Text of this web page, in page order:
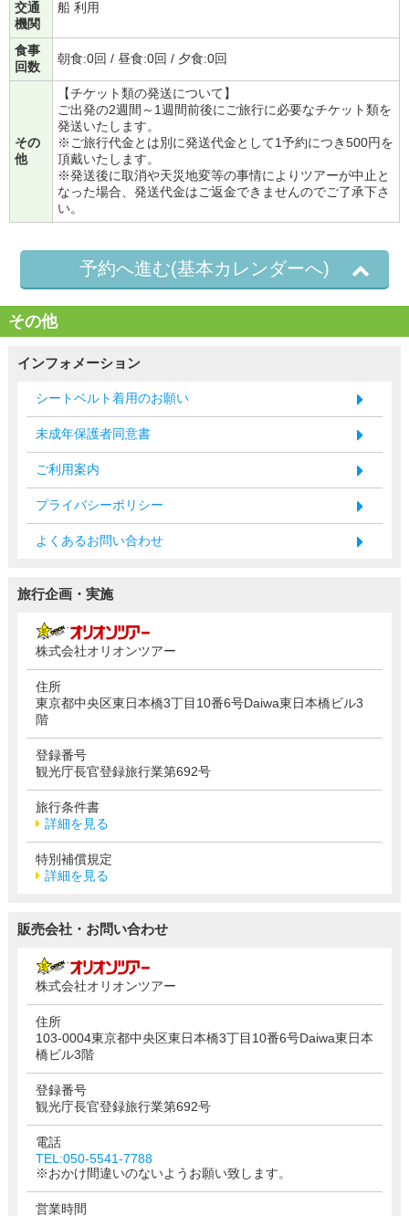
交通
機関
船 利用
食事
回数
朝食:0回 / 昼食:0回 / 夕食:0回
その
他
【チケット類の発送について】
ご出発の2週間～1週間前後にご旅行に必要なチケット類を
発送いたします。
※ご旅行代金とは別に発送代金として1予約につき500円を
頂戴いたします。
※発送後に取消や天災地変等の事情によりツアーが中止と
なった場合、発送代金はご返金できませんのでご了承下さ
い。
予約へ進む(基本カレンダーへ)
その他
インフォメーション
シートベルト着用のお願い
未成年保護者同意書
ご利用案内
プライバシーポリシー
よくあるお問い合わせ
旅行企画・実施
株式会社オリオンツアー
住所
東京都中央区東日本橋3丁目10番6号Daiwa東日本橋ビル3
階
登録番号
観光庁長官登録旅行業第692号
旅行条件書
詳細を見る
特別補償規定
詳細を見る
販売会社・お問い合わせ
株式会社オリオンツアー
住所
103-0004東京都中央区東日本橋3丁目10番6号Daiwa東日本
橋ビル3階
登録番号
観光庁長官登録旅行業第692号
電話
TEL:050-5541-7788
※おかけ間違いのないようお願い致します。
営業時間